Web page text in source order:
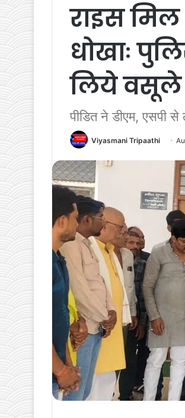
राइस
धोखाः
लिये वसूले
पीडित ने डीएम, एसपी से
Viyasmani Tripaathi